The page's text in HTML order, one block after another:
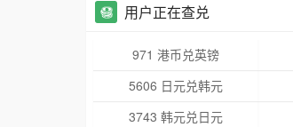
用户正在查兑
971 港币兑英镑
5606 日元兑韩元
3743 韩元兑日元